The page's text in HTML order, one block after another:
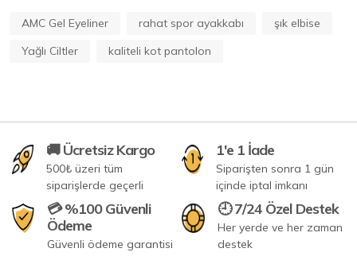
AMC Gel Eyeliner rahat spor ayakkabı
şık elbise
Yağlı Ciltler
kaliteli kot pantolon
🚚 Ücretsiz Kargo
500₺ üzeri tüm
siparişlerde geçerli
1'e 1 İade
Siparişten sonra 1 gün
içinde iptal imkanı
💳 %100 Güvenli
Ödeme
Güvenli ödeme garantisi
🕘 7/24 Özel Destek
Her yerde ve her zaman
destek